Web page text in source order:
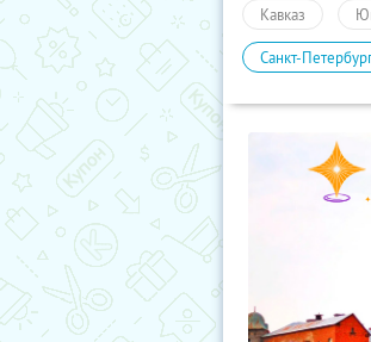
Кавказ
Санкт-